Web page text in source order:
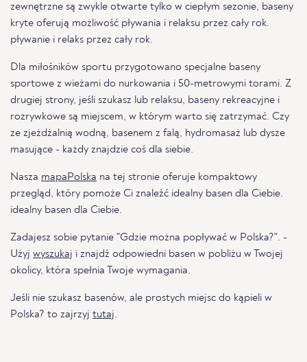
zewnętrzne są zwykle otwarte tylko w ciepłym sezonie, baseny
kryte oferują możliwość pływania i relaksu przez cały rok.
pływanie i relaks przez cały rok.
Dla miłośników sportu przygotowano specjalne baseny
sportowe z wieżami do nurkowania i 50-metrowymi torami. Z
drugiej strony, jeśli szukasz lub relaksu, baseny rekreacyjne i
rozrywkowe są miejscem, w którym warto się zatrzymać. Czy
ze zjeżdżalnią wodną, basenem z falą, hydromasaż lub dysze
masujące - każdy znajdzie coś dla siebie.
Nasza mapaPolska na tej stronie oferuje kompaktowy
przegląd, który pomoże Ci znaleźć idealny basen dla Ciebie.
idealny basen dla Ciebie.
Zadajesz sobie pytanie "Gdzie można popływać w Polska?". -
Użyj wyszukaj i znajdź odpowiedni basen w pobliżu w Twojej
okolicy, która spełnia Twoje wymagania.
Jeśli nie szukasz basenów, ale prostych miejsc do kąpieli w
Polska? to zajrzyj tutaj.